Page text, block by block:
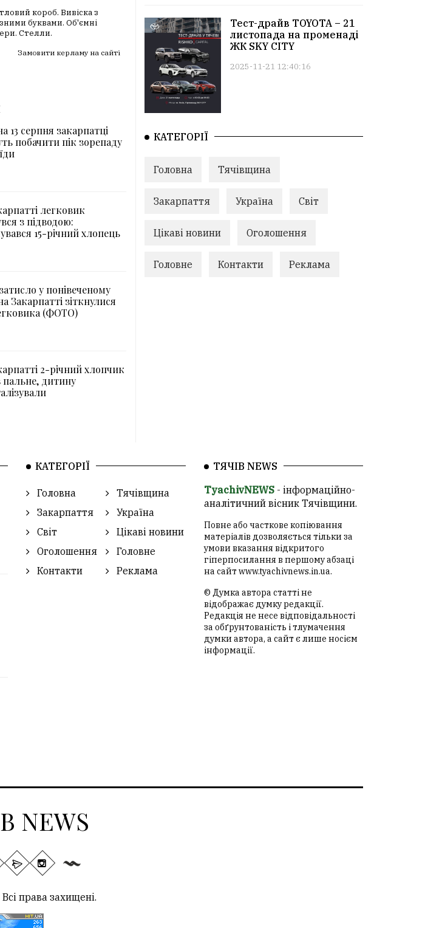
короб. Вивіска з
буквами. Об'ємні
Стелли.
Замовити керламу на сайті
13 серпня закарпатці
побачити пік зорепаду
легковик
з підводою:
15-річний хлопець
у понівеченому
Закарпатті зіткнулися
(ФОТО)
2-річний хлопчик
пальне, дитину
Тест-драйв TOYOTA – 21
листопада на променаді
ЖК SKY CITY
2025-11-21 12:40:16
КАТЕГОРІЇ
Головна Тячівщина
Закарпаття Україна Світ
Цікаві новини Оголошення
Головне Контакти Реклама
КАТЕГОРІЇ
Головна
Тячівщина
Закарпаття
Україна
Світ
Цікаві новини
Оголошення
Головне
Контакти
Реклама
ТЯЧІВ NEWS
TyachivNEWS- інформаційно-
аналітичний вісник Тячівщини.
Повне або часткове копіювання
матеріалів дозволяється тільки за
умови вказання відкритого
гіперпосилання в першому абзаці
на сайт www.tyachivnews.in.ua.
© Думка автора статті не
відображає думку редакції.
Редакція не несе відповідальності
за обґрунтованість і тлумачення
думки автора, а сайт є лише носієм
інформації.
NEWS
права захищені.